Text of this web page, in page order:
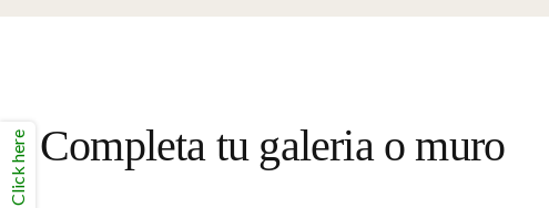
Completa tu galeria o muro
Click here